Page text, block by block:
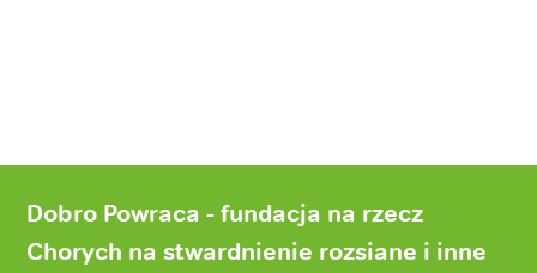
stronyDobro Powraca - fundacja na rzecz
Chorych na stwardnienie rozsiane i inne